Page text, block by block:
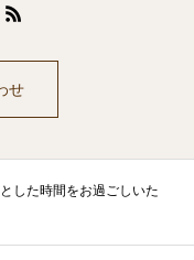
せ
した時間をお過ごしいた